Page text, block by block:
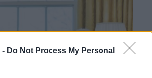
- Do Not Process My Personal